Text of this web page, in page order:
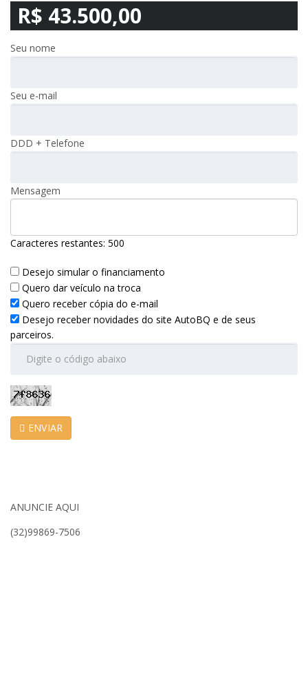
R$ 43.500,00
Seu nome
Seu e-mail
DDD + Telefone
Mensagem
Caracteres restantes: 500
Desejo simular o financiamento
Quero dar veículo na troca
Quero receber cópia do e-mail
Desejo receber novidades do site AutoBQ e de seus
parceiros.
ENVIAR
ANUNCIE AQUI
(32)99869-7506